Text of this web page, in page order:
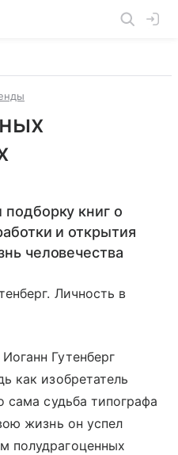
книг о
и открытия
человечества
Личность в
Гутенберг
как изобретатель
сама судьба типографа
жизнь он успел
полудрагоценных